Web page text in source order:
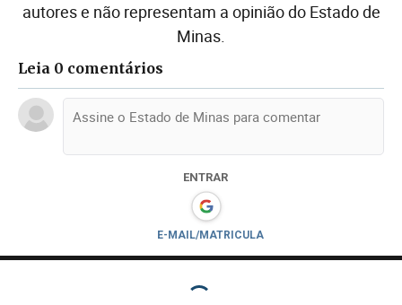
autores e não representam a opinião do Estado de
Minas.
Leia 0 comentários
ENTRAR
E-MAIL/MATRICULA